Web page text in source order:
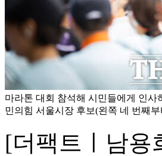
마라톤 대회 참석해 시민들에게 인
민의힘 서울시장 후보(왼쪽 네 번째
[더팩트ㅣ남용